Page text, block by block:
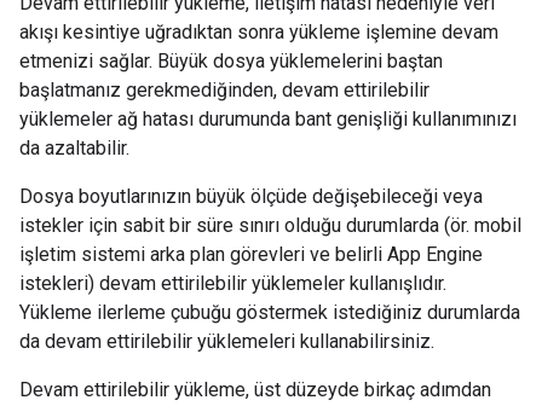
akışı kesintiye uğradıktan sonra yükleme işlemine devam
etmenizi sağlar. Büyük dosya yüklemelerini baştan
başlatmanız gerekmediğinden, devam ettirilebilir
yüklemeler ağ hatası durumunda bant genişliği kullanımınızı
da azaltabilir.
Dosya boyutlarınızın büyük ölçüde değişebileceği veya
istekler için sabit bir süre sınırı olduğu durumlarda (ör. mobil
işletim sistemi arka plan görevleri ve belirli App Engine
istekleri) devam ettirilebilir yüklemeler kullanışlıdır.
Yükleme ilerleme çubuğu göstermek istediğiniz durumlarda
da devam ettirilebilir yüklemeleri kullanabilirsiniz.
Devam ettirilebilir yükleme, üst düzeyde birkaç adımdan